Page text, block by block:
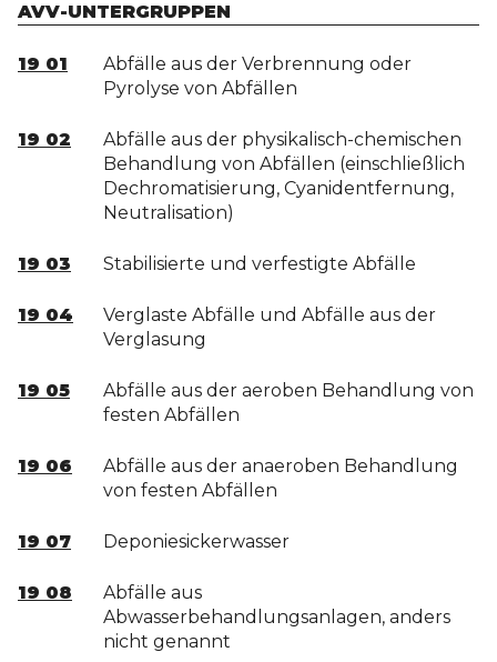
AVV-UNTERGRUPPEN
19 01
Abfälle aus der Verbrennung oder
Pyrolyse von Abfällen
19 02
Abfälle aus der physikalisch-chemischen
Behandlung von Abfällen (einschließlich
Dechromatisierung, Cyanidentfernung,
Neutralisation)
19 03 Stabilisierte und verfestigte Abfälle
19 04
Verglaste Abfälle und Abfälle aus der
Verglasung
19 05
Abfälle aus der aeroben Behandlung von
festen Abfällen
19 06
Abfälle aus der anaeroben Behandlung
von festen Abfällen
19 07 Deponiesickerwasser
19 08
Abfälle aus
Abwasserbehandlungsanlagen, anders
nicht genannt